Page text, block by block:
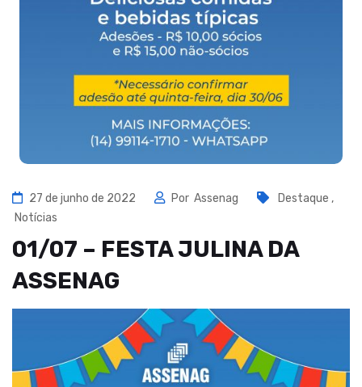
27 de junho de 2022 Por Assenag Destaque ,
Notícias
01/07 – FESTA JULINA DA
ASSENAG